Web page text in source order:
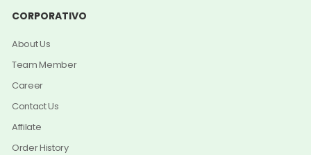
CORPORATIVO
About Us
Team Member
Career
Contact Us
Affilate
Order History